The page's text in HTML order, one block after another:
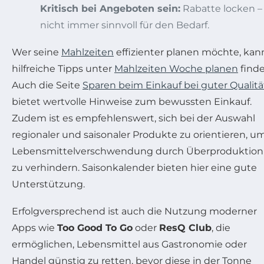
Kritisch bei Angeboten sein: Rabatte locken –
nicht immer sinnvoll für den Bedarf.
Wer seine Mahlzeiten effizienter planen möchte,
hilfreiche Tipps unter Mahlzeiten Woche planen
Auch die Seite Sparen beim Einkauf bei guter
bietet wertvolle Hinweise zum bewussten Einkauf.
Zudem ist es empfehlenswert, sich bei der Auswahl
regionaler und saisonaler Produkte zu orientieren,
Lebensmittelverschwendung durch Überproduktion
zu verhindern. Saisonkalender bieten hier eine gute
Unterstützung.
Erfolgversprechend ist auch die Nutzung moderner
Apps wie Too Good To Go oder ResQ Club, die
ermöglichen, Lebensmittel aus Gastronomie oder
Handel günstig zu retten, bevor diese in der Tonne